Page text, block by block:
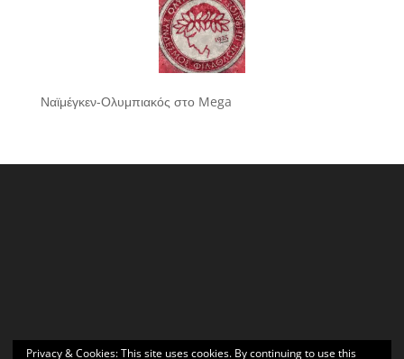
Ναϊμέγκεν-Ολυμπιακός στο Mega
Privacy & Cookies: This site uses cookies. By continuing to use this